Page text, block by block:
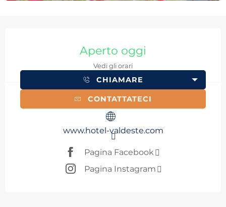
Aperto oggi
Vedi gli orari
CHIAMARE
CONTATTATECI
www.hotel-valdeste.com
Pagina Facebook
Pagina Instagram